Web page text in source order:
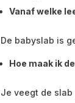
Vanaf welke
De babyslab is
Hoe maak ik
Je veegt de